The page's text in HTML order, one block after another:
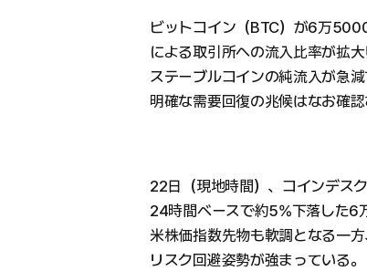
ビットコイン（BTC）が6万
による取引所への流入比率が拡大
ステーブルコインの純流入が急
明確な需要回復の兆候はなお確認
22日（現地時間）、コインデス
24時間ベースで約5%下落した6
米株価指数先物も軟調となる一
リスク回避姿勢が強まっている。